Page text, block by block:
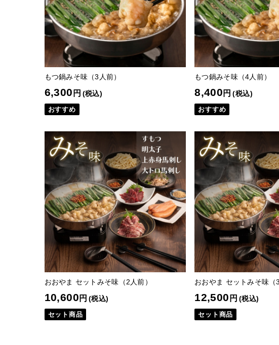
もつ鍋みそ味（3人前）
6,300 円 (税込)
おすすめ
もつ鍋みそ味（4人前）
8,400 円 (税込)
おすすめ
おおやま セットみそ味（2人前）
10,600 円 (税込)
セット商品
おおやま セットみそ味（3
12,500 円 (税込)
セット商品